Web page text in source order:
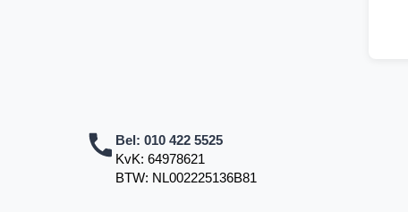
Bel: 010 422 5525
KvK: 64978621
BTW: NL002225136B81